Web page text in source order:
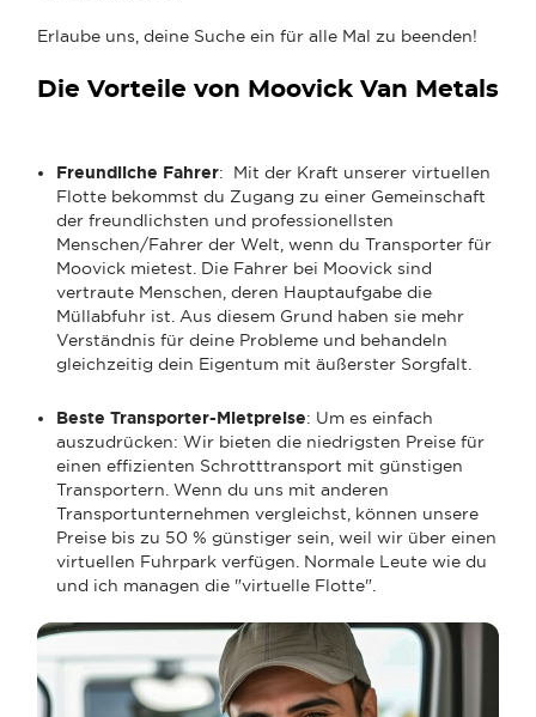
Erlaube uns, deine Suche ein für alle Mal zu beenden!
Die Vorteile von Moovick Van Metals
Freundliche Fahrer: Mit der Kraft unserer virtuellen
Flotte bekommst du Zugang zu einer Gemeinschaft
der freundlichsten und professionellsten
Menschen/Fahrer der Welt, wenn du Transporter für
Moovick mietest. Die Fahrer bei Moovick sind
vertraute Menschen, deren Hauptaufgabe die
Müllabfuhr ist. Aus diesem Grund haben sie mehr
Verständnis für deine Probleme und behandeln
gleichzeitig dein Eigentum mit äußerster Sorgfalt.
Beste Transporter-Mietpreise: Um es einfach
auszudrücken: Wir bieten die niedrigsten Preise für
einen effizienten Schrotttransport mit günstigen
Transportern. Wenn du uns mit anderen
Transportunternehmen vergleichst, können unsere
Preise bis zu 50 % günstiger sein, weil wir über einen
virtuellen Fuhrpark verfügen. Normale Leute wie du
und ich managen die "virtuelle Flotte".